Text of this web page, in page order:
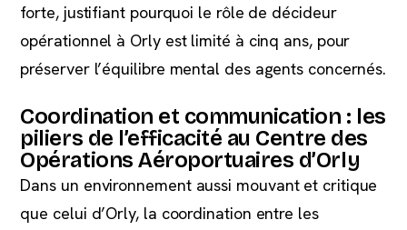
forte, justifiant pourquoi le rôle de décideur
opérationnel à Orly est limité à cinq ans, pour
préserver l’équilibre mental des agents concernés.
Coordination et communication : les
piliers de l’efficacité au Centre des
Opérations Aéroportuaires d’Orly
Dans un environnement aussi mouvant et critique
que celui d’Orly, la coordination entre les